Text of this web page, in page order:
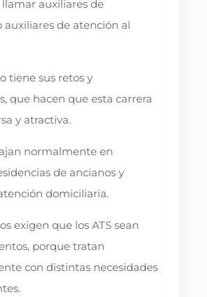
llamar auxiliares de
auxiliares de atención al
tiene sus retos y
que hacen que esta carrera
y atractiva.
normalmente en
de ancianos y
domiciliaria.
exigen que los ATS sean
porque tratan
con distintas necesidades